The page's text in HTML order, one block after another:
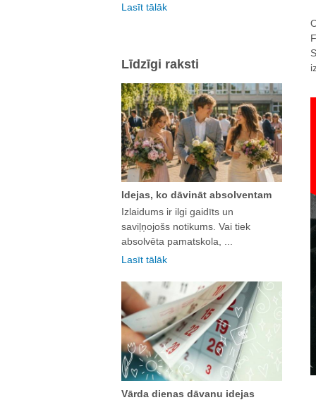
Lasīt tālāk
Līdzīgi raksti
Idejas, ko dāvināt absolventam
Izlaidums ir ilgi gaidīts un
saviļņojošs notikums. Vai tiek
absolvēta pamatskola, ...
Lasīt tālāk
Vārda dienas dāvanu idejas